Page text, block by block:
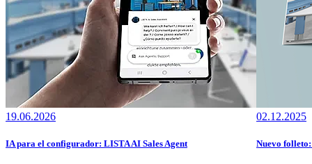
19.06.2026
IA para el configurador: LISTA AI Sales Agent
02.12.2025
Nuevo